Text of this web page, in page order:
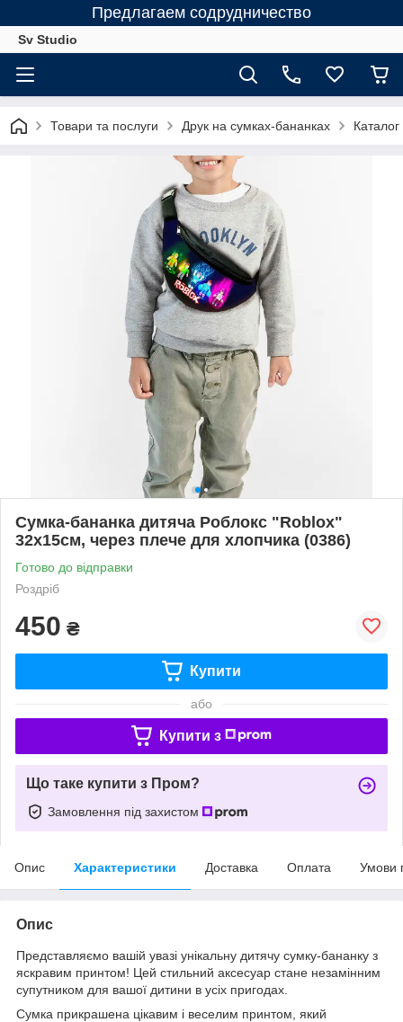
Предлагаем содрудничество
Sv Studio
Товари та послуги Друк на сумках-бананках
Сумка-бананка дитяча Роблокс "Roblox"
32х15см, через плече для хлопчика (0386)
Готово до відправки
Роздріб
450 ₴
Купити
або
Купити з
Що таке купити з Пром?
Замовлення під захистом
Опис Характеристики Доставка Оплата Умови
Опис
Представляємо вашій увазі унікальну дитячу сумку-бананку з
яскравим принтом! Цей стильний аксесуар стане незамінним
супутником для вашої дитини в усіх пригодах.
Сумка прикрашена цікавим і веселим принтом, який